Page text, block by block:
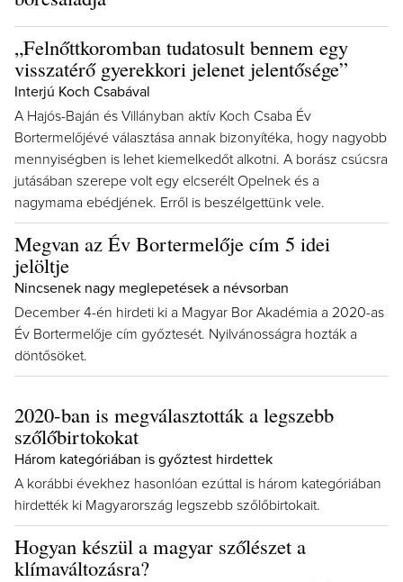
„Felnőttkoromban tudatosult bennem egy
visszatérő gyerekkori jelenet jelentősége”
Interjú Koch Csabával
A Hajós-Baján és Villányban aktív Koch Csaba Év
Bortermelőjévé választása annak bizonyítéka, hogy nagyobb
mennyiségben is lehet kiemelkedőt alkotni. A borász csúcsra
jutásában szerepe volt egy elcserélt Opelnek és a
nagymama ebédjének. Erről is beszélgettünk vele.
Megvan az Év Bortermelője cím 5 idei
jelöltje
Nincsenek nagy meglepetések a névsorban
December 4-én hirdeti ki a Magyar Bor Akadémia a 2020-as
Év Bortermelője cím győztesét. Nyilvánosságra hozták a
döntősöket.
2020-ban is megválasztották a legszebb
szőlőbirtokokat
Három kategóriában is győztest hirdettek
A korábbi évekhez hasonlóan ezúttal is három kategóriában
hirdették ki Magyarország legszebb szőlőbirtokait.
Hogyan készül a magyar szőlészet a
klímaváltozásra?